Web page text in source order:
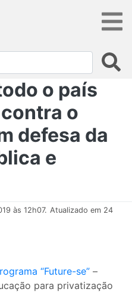
o país
o
defesa da
e
às 12h07. Atualizado em 24
“Future-se” –
para privatização